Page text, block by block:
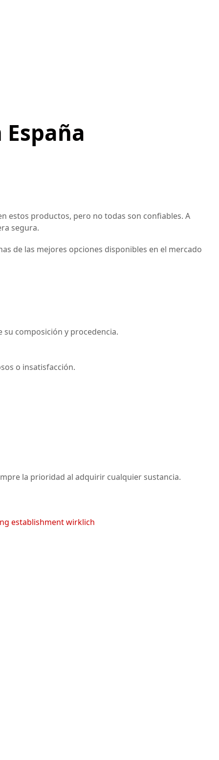
estos productos, pero no todas son confiables. A
segura.
de las mejores opciones disponibles en el mercado
composición y procedencia.
o insatisfacción.
la prioridad al adquirir cualquier sustancia.
establishment wirklich